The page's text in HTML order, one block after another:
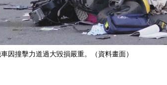
因撞擊力道過大毀損嚴重。（資料畫面）